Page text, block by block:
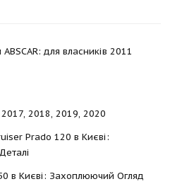
для власників 2011
2018, 2019, 2020
Prado 120 в Києві:
в Києві: Захоплюючий Огляд